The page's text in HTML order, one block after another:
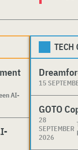
AI-
TECH
15
GOTO
28
SEPTEMBER
2026